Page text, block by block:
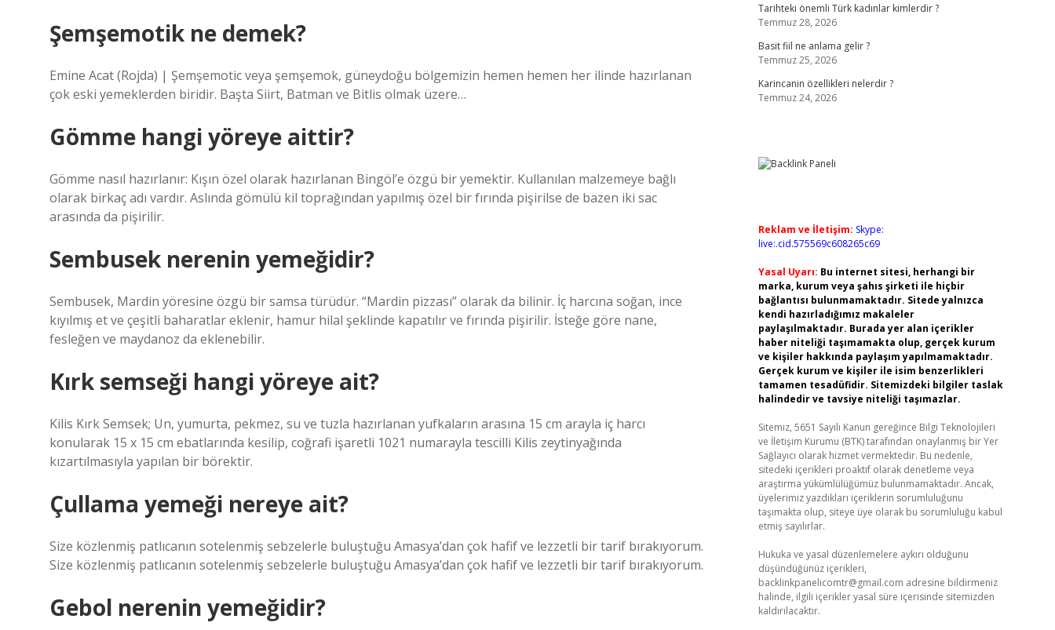
Şemşemotik ne demek?
Emine Acat (Rojda) | Şemşemotic veya şemşemok, güneydoğu bölgemizin hemen hemen her ilinde hazırlanan
çok eski yemeklerden biridir. Başta Siirt, Batman ve Bitlis olmak üzere…
Gömme hangi yöreye aittir?
Gömme nasıl hazırlanır: Kışın özel olarak hazırlanan Bingöl’e özgü bir yemektir. Kullanılan malzemeye bağlı
olarak birkaç adı vardır. Aslında gömülü kil toprağından yapılmış özel bir fırında pişirilse de bazen iki sac
arasında da pişirilir.
Sembusek nerenin yemeğidir?
Sembusek, Mardin yöresine özgü bir samsa türüdür. “Mardin pizzası” olarak da bilinir. İç harcına soğan, ince
kıyılmış et ve çeşitli baharatlar eklenir, hamur hilal şeklinde kapatılır ve fırında pişirilir. İsteğe göre nane,
fesleğen ve maydanoz da eklenebilir.
Kırk semseği hangi yöreye ait?
Kilis Kırk Semsek; Un, yumurta, pekmez, su ve tuzla hazırlanan yufkaların arasına 15 cm arayla iç harcı
konularak 15 x 15 cm ebatlarında kesilip, coğrafi işaretli 1021 numarayla tescilli Kilis zeytinyağında
kızartılmasıyla yapılan bir börektir.
Çullama yemeği nereye ait?
Size közlenmiş patlıcanın sotelenmiş sebzelerle buluştuğu Amasya’dan çok hafif ve lezzetli bir tarif bırakıyorum.
Size közlenmiş patlıcanın sotelenmiş sebzelerle buluştuğu Amasya’dan çok hafif ve lezzetli bir tarif bırakıyorum.
Gebol nerenin yemeğidir?
Tarihteki önemli Türk kadınlar kimlerdir ?
Temmuz 28, 2026
Basit fiil ne anlama gelir ?
Temmuz 25, 2026
Karincanin özellikleri nelerdir ?
Temmuz 24, 2026
Reklam ve İletişim: Skype:
live:.cid.575569c608265c69
Yasal Uyarı: Bu internet sitesi, herhangi bir
marka, kurum veya şahıs şirketi ile hiçbir
bağlantısı bulunmamaktadır. Sitede yalnızca
kendi hazırladığımız makaleler
paylaşılmaktadır. Burada yer alan içerikler
haber niteliği taşımamakta olup, gerçek kurum
ve kişiler hakkında paylaşım yapılmamaktadır.
Gerçek kurum ve kişiler ile isim benzerlikleri
tamamen tesadüfidir. Sitemizdeki bilgiler taslak
halindedir ve tavsiye niteliği taşımazlar.
Sitemiz, 5651 Sayılı Kanun gereğince Bilgi Teknolojileri
ve İletişim Kurumu (BTK) tarafından onaylanmış bir Yer
Sağlayıcı olarak hizmet vermektedir. Bu nedenle,
sitedeki içerikleri proaktif olarak denetleme veya
araştırma yükümlülüğümüz bulunmamaktadır. Ancak,
üyelerimiz yazdıkları içeriklerin sorumluluğunu
taşımakta olup, siteye üye olarak bu sorumluluğu kabul
etmiş sayılırlar.
Hukuka ve yasal düzenlemelere aykırı olduğunu
düşündüğünüz içerikleri,
backlinkpanelicomtr@gmail.com adresine bildirmeniz
halinde, ilgili içerikler yasal süre içerisinde sitemizden
kaldırılacaktır.